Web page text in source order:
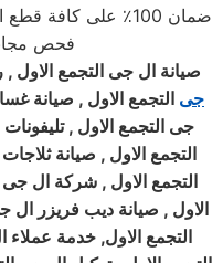
ضمان 100٪ على كافة
فحص
صيانةال جى التجمع الاول
جى التجمع الاول , صيانة
جى التجمع الاول , تليفونات
التجمع الاول , صيانة
التجمع الاول , شركةال جى
الاول , صيانة ديب فريزر ال
التجمع الاول, خدمة عملاء